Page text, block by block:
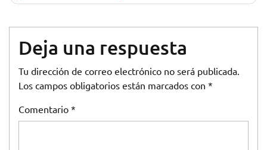
Deja una respuesta
Tu dirección de correo electrónico no será publicada.
Los campos obligatorios están marcados con *
Comentario *